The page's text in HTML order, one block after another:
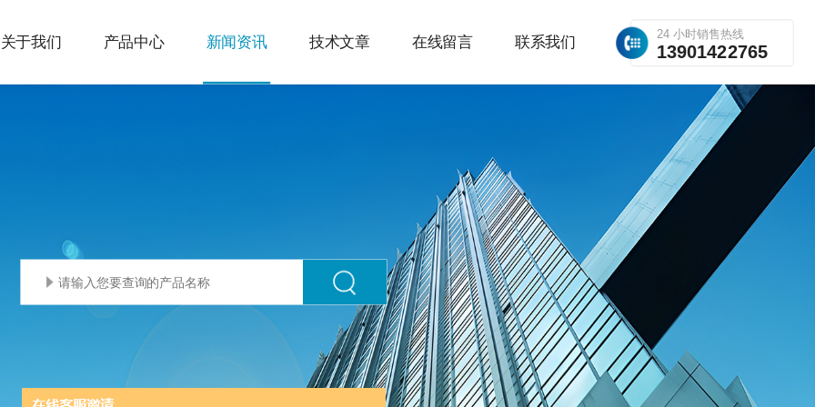
24 小时销售热线
13901422765
关于我们 产品中心 新闻资讯 技术文章 在线留言 联系我们